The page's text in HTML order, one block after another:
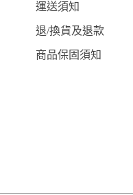
運送須知
退/換貨及退款
商品保固須知